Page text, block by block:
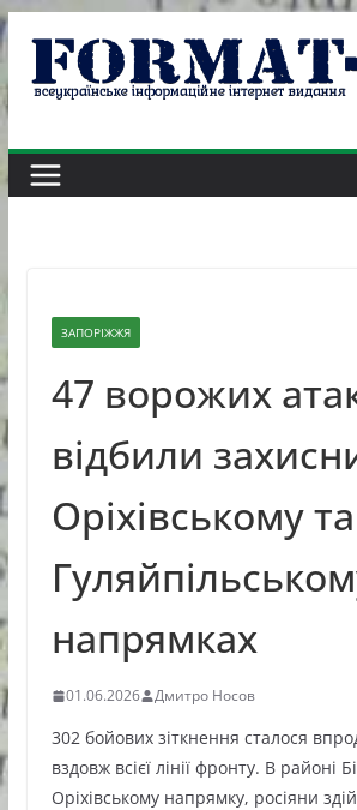
Skip
content
ЗАПОРІЖЖЯ
47 ворожих
відбили
Оріхівському та
напрямках
01.06.2026 Дмитро Носов
302 бойових зіткнення сталося
вздовж всієї лінії фронту. В районі
Оріхівському напрямку, росіяни